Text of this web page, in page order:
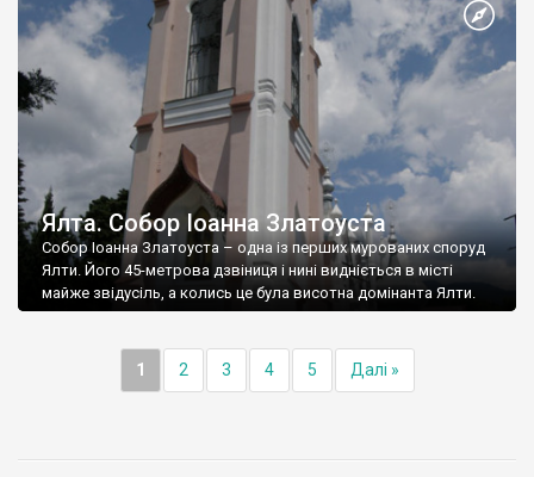
Ялта. Собор Іоанна Златоуста
Собор Іоанна Златоуста – одна із перших мурованих споруд
Ялти. Його 45-метрова дзвіниця і нині видніється в місті
майже звідусіль, а колись це була висотна домінанта Ялти.
1 2 3 4 5 Далі »